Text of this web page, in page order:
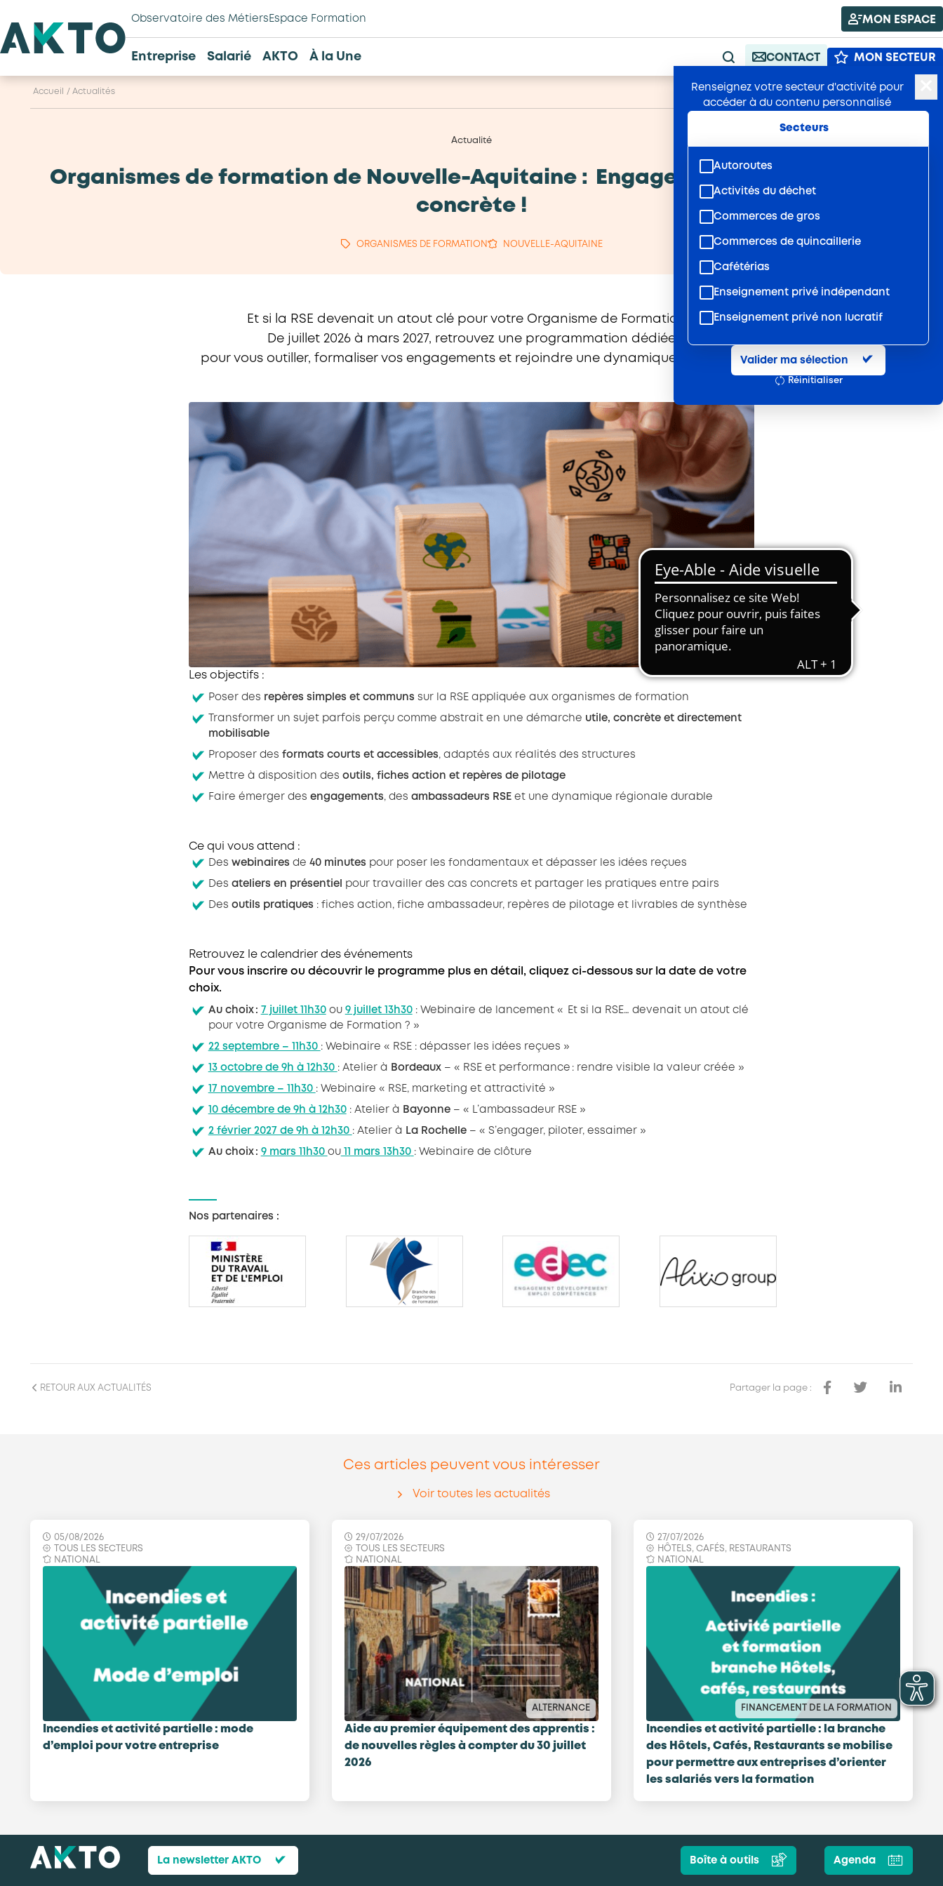
Observatoire des Métiers Espace Formation MON ESPACE
Entreprise Salarié AKTO À la Une
RECHERCHE
CONTACT MON SECTEUR
Renseignez votre secteur d'activité pour
accéder à du contenu personnalisé
Secteurs
Autoroutes
Activités du déchet
Commerces de gros
Commerces de quincaillerie
Cafétérias
Enseignement privé indépendant
Enseignement privé non lucratif
Entretien et location textile
Hôtels, cafés, restaurants
Organismes de formation
Portage salarial
Prévention, sécurité
Propreté et services associés
Restauration rapide
Services d'eau et d'assainissement
Travail mécanique du bois
Transport et travail aérien
Travail temporaire
Valider ma sélection
Réinitialiser
Accueil / Actualités Publié : 17/06/2026 A+ A-
Actualité
Organismes de formation de Nouvelle-Aquitaine : Engagez une démarche RSE
concrète !
ORGANISMES DE FORMATION NOUVELLE-AQUITAINE
Et si la RSE devenait un atout clé pour votre Organisme de Formation ?
De juillet 2026 à mars 2027, retrouvez une programmation dédiée
pour vous outiller, formaliser vos engagements et rejoindre une dynamique régionale.
Les objectifs :
Poser des repères simples et communs sur la RSE appliquée aux organismes de formation
Transformer un sujet parfois perçu comme abstrait en une démarche utile, concrète et directement
mobilisable
Proposer des formats courts et accessibles, adaptés aux réalités des structures
Mettre à disposition des outils, fiches action et repères de pilotage
Faire émerger des engagements, des ambassadeurs RSEet une dynamique régionale durable
Ce qui vous attend :
Des webinaires de 40 minutes pour poser les fondamentaux et dépasser les idées reçues
Des ateliers en présentiel pour travailler des cas concrets et partager les pratiques entre pairs
Des outils pratiques : fiches action, fiche ambassadeur, repères de pilotage et livrables de synthèse
Retrouvez le calendrier des événements
Pour vous inscrire ou découvrir le programme plus en détail, cliquez ci-dessous sur la date de votre
choix.
Au choix : 7 juillet 11h30ou 9 juillet 13h30 : Webinaire de lancement «
Et si la RSE… devenait un atout clé
pour votre Organisme de Formation ? »
22 septembre – 11h30 : Webinaire « RSE : dépasser les idées reçues »
13 octobre de 9h à 12h30 : Atelier à Bordeaux– « RSE et performance : rendre visible la valeur créée »
17 novembre – 11h30 : Webinaire « RSE, marketing et attractivité »
10 décembre de 9h à 12h30 : Atelier à Bayonne– « L’ambassadeur RSE »
2 février 2027 de 9h à 12h30 : Atelier à La Rochelle– « S’engager, piloter, essaimer »
Au choix : 9 mars 11h30 ou11 mars 13h30 : Webinaire de clôture
Nos partenaires :
RETOUR AUX ACTUALITÉS Partager la page :
Ces articles peuvent vous intéresser
Voir toutes les actualités
05/08/2026
TOUS LES SECTEURS
NATIONAL
Incendies et activité partielle : mode
d’emploi pour votre entreprise
29/07/2026
TOUS LES SECTEURS
NATIONAL
ALTERNANCE
Aide au premier équipement des apprentis :
de nouvelles règles à compter du 30 juillet
2026
27/07/2026
HÔTELS, CAFÉS, RESTAURANTS
NATIONAL
FINANCEMENT DE LA FORMATION
Incendies et activité partielle : la branche
des Hôtels, Cafés, Restaurants se mobilise
pour permettre aux entreprises d’orienter
les salariés vers la formation
La newsletter AKTO Boîte à outils Agenda